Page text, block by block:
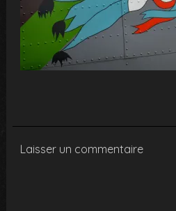
Laisser un commentaire